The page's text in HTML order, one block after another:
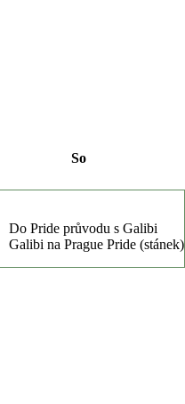
So
Do Pride průvodu s Galibi
Galibi na Prague Pride (stánek)